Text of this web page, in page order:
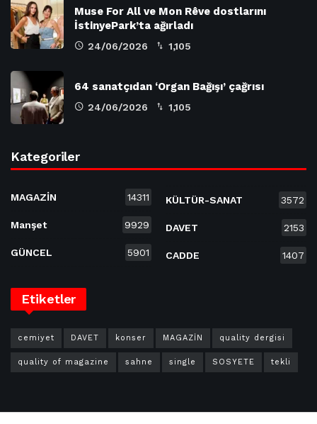
Muse For All ve Mon Rêve dostlarını
İstinyePark’ta ağırladı
24/06/2026 1,105
64 sanatçıdan ‘Organ Bağışı’ çağrısı
24/06/2026 1,105
Kategoriler
MAGAZİN 14311
Manşet 9929
GÜNCEL 5901
KÜLTÜR-SANAT 3572
DAVET 2153
CADDE 1407
Etiketler
cemiyet DAVET konser MAGAZİN quality dergisi
quality of magazine sahne single SOSYETE tekli